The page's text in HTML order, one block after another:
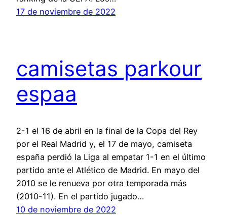
17 de noviembre de 2022
camisetas parkour
espaa
2-1 el 16 de abril en la final de la Copa del Rey
por el Real Madrid y, el 17 de mayo, camiseta
españa perdió la Liga al empatar 1-1 en el último
partido ante el Atlético de Madrid. En mayo del
2010 se le renueva por otra temporada más
(2010-11). En el partido jugado…
10 de noviembre de 2022